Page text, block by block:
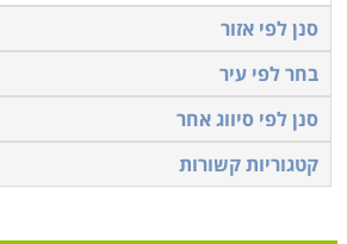
סנן לפי אזור
בחר לפי עיר
סנן לפי סיווג אחר
קטגוריות קשורות